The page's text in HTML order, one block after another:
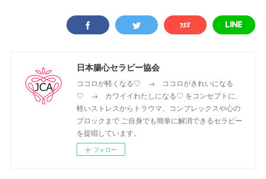
日本腸心セラピー協会
ココロが軽くなる♡ → ココロがきれいになる
♡ → カワイイわたしになる♡ をコンセプトに、
軽いストレスからトラウマ、コンプレックスや心の
ブロックまで ご自身でも簡単に解消できるセラピー
を提唱しています。
フォロー